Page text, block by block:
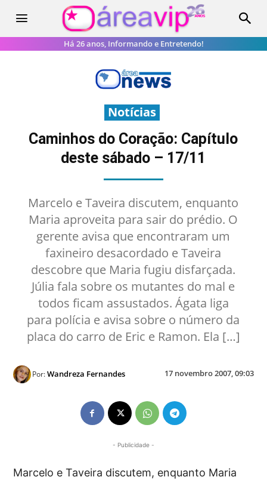
Há 26 anos, Informando e Entretendo!
Notícias
Caminhos do Coração: Capítulo
deste sábado – 17/11
Marcelo e Taveira discutem, enquanto
Maria aproveita para sair do prédio. O
gerente avisa que encontraram um
faxineiro desacordado e Taveira
descobre que Maria fugiu disfarçada.
Júlia fala sobre os mutantes do mal e
todos ficam assustados. Ágata liga
para polícia e avisa sobre o número da
placa do carro de Eric e Ramon. Ela […]
17 novembro 2007, 09:03
Por:Wandreza Fernandes
- Publicidade -
Marcelo e Taveira discutem, enquanto Maria